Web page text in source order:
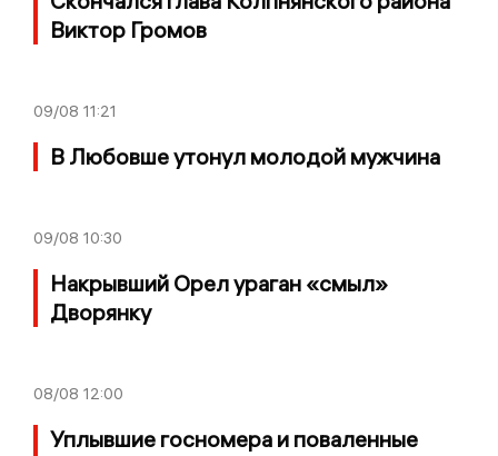
Виктор Громов
09/08 11:21
В Любовше утонул молодой мужчина
09/08 10:30
Накрывший Орел ураган «смыл»
Дворянку
08/08 12:00
Уплывшие госномера и поваленные